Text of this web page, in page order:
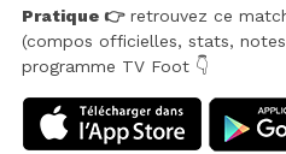
Pratique 👉retrouvez ce
(compos officielles, stats,
programme TV Foot 👇